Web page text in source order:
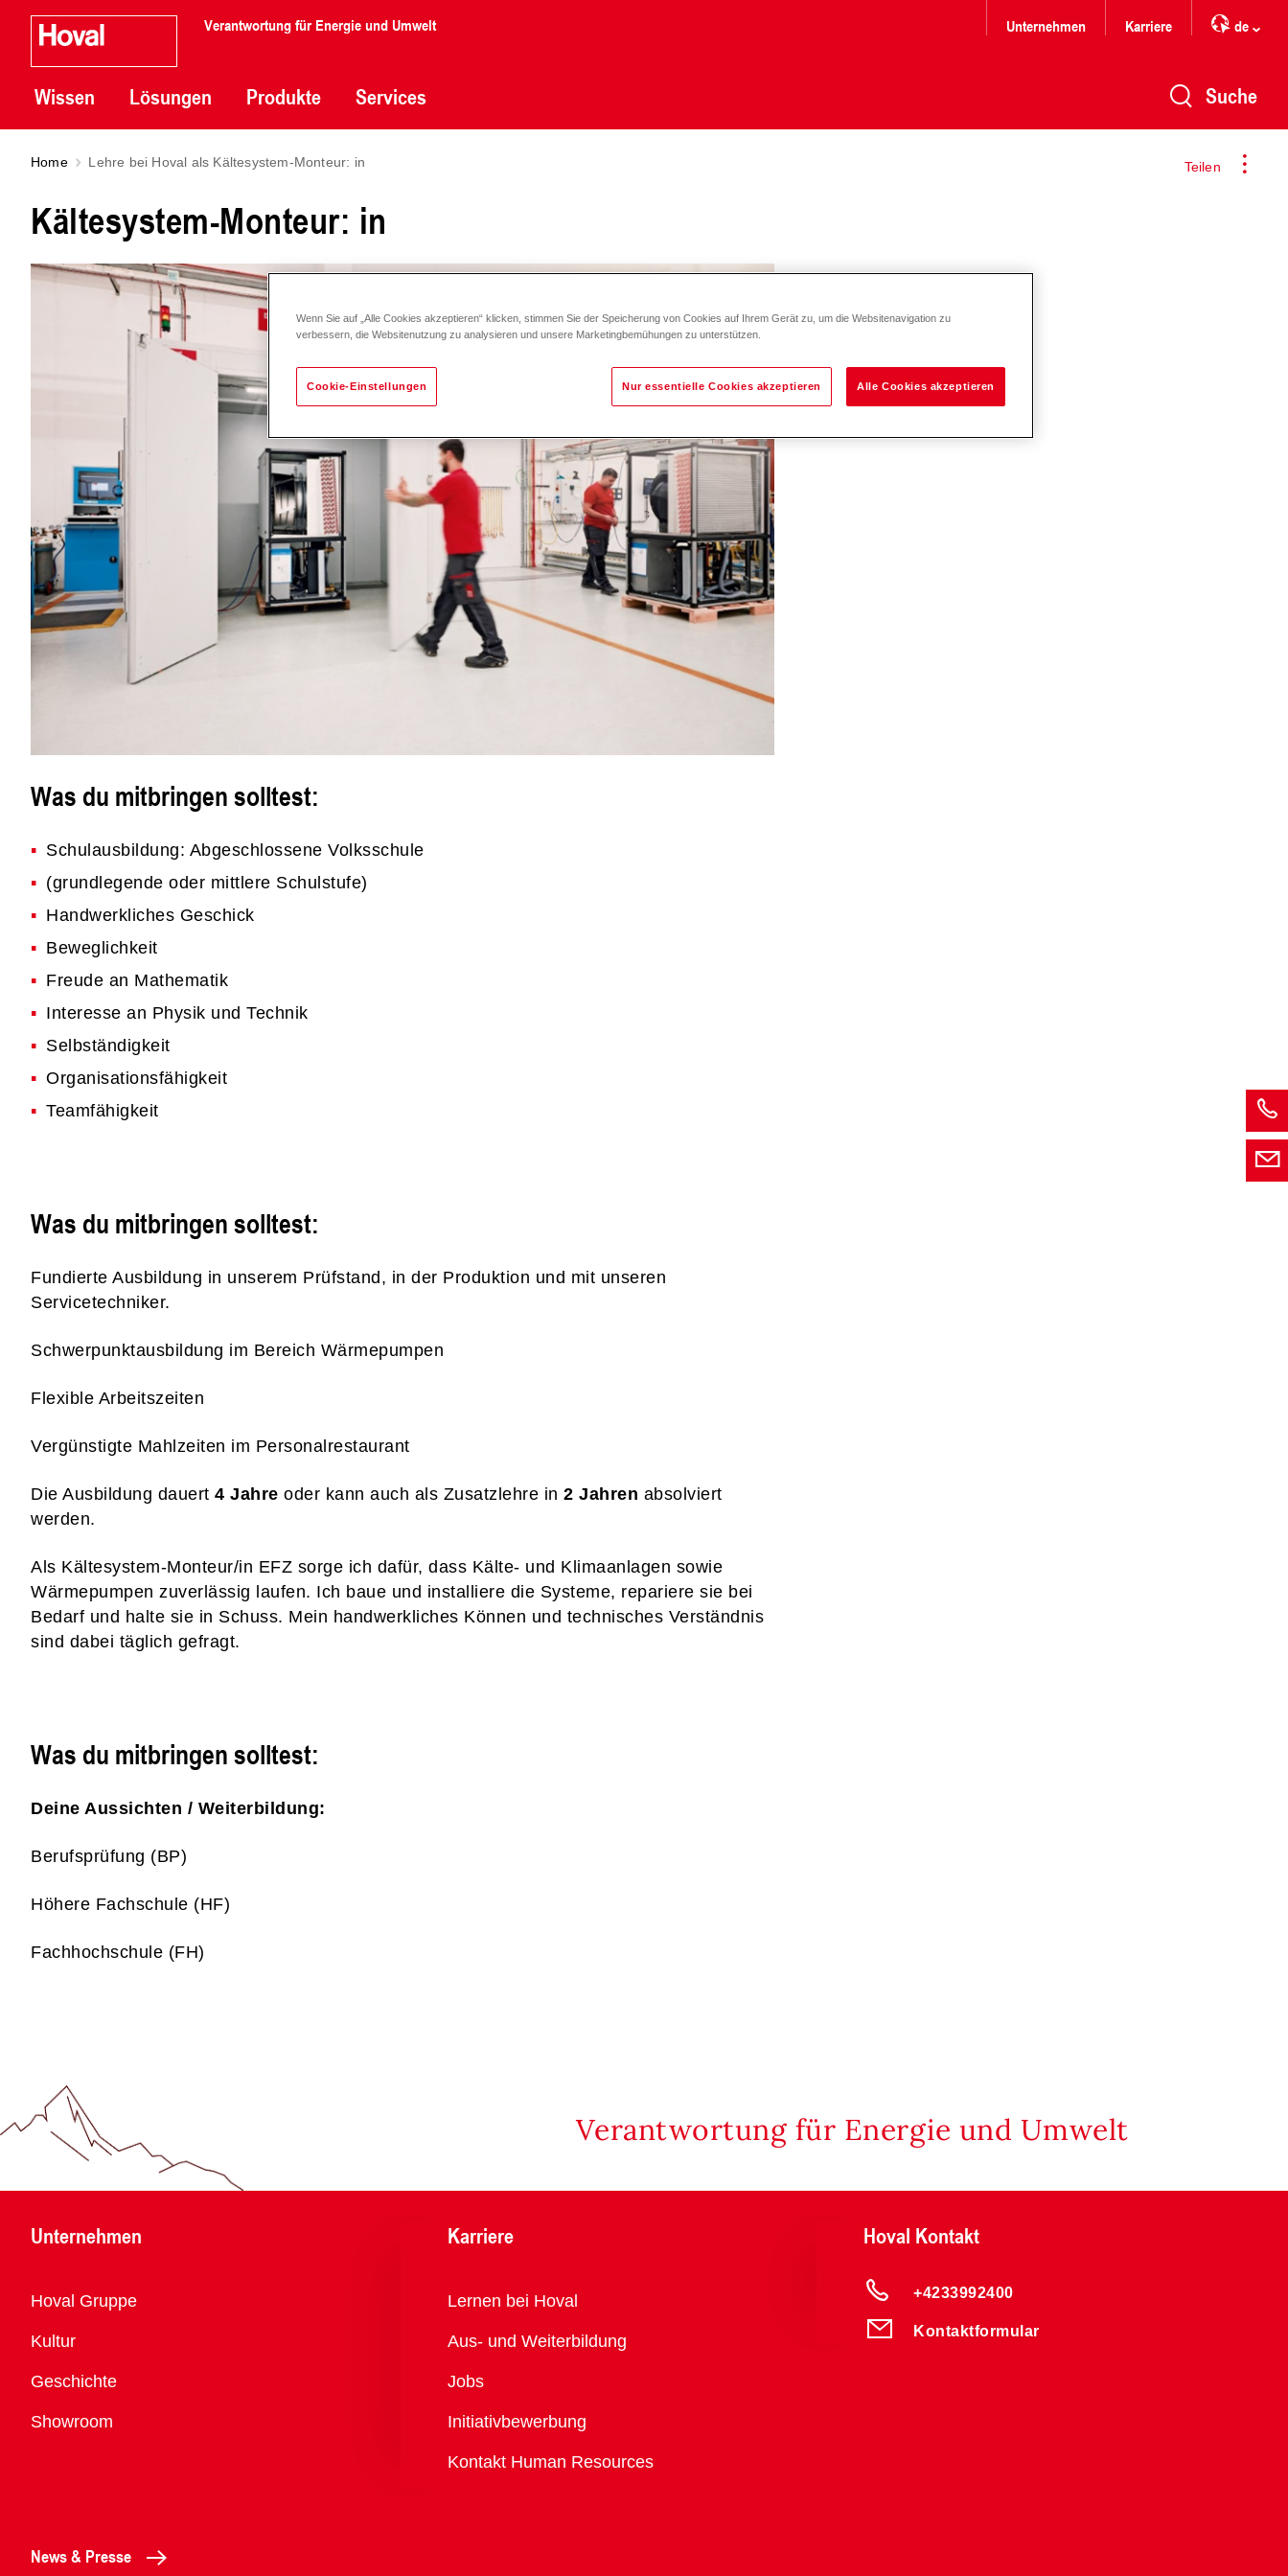
Verantwortung für Energie und Umwelt
Wissen Lösungen Produkte Services
Unternehmen Karriere de
Suche
Teilen
Home Lehre bei Hoval als Kältesystem-Monteur: in
Kältesystem-Monteur: in
Was du mitbringen solltest:
Schulausbildung: Abgeschlossene Volksschule
(grundlegende oder mittlere Schulstufe)
Handwerkliches Geschick
Beweglichkeit
Freude an Mathematik
Interesse an Physik und Technik
Selbständigkeit
Organisationsfähigkeit
Teamfähigkeit
Was du mitbringen solltest:
Fundierte Ausbildung in unserem Prüfstand, in der Produktion und mit unseren
Servicetechniker.
Schwerpunktausbildung im Bereich Wärmepumpen
Flexible Arbeitszeiten
Vergünstigte Mahlzeiten im Personalrestaurant
Die Ausbildung dauert 4 Jahre oder kann auch als Zusatzlehre in 2 Jahren absolviert
werden.
Als Kältesystem-Monteur/in EFZ sorge ich dafür, dass Kälte- und Klimaanlagen sowie
Wärmepumpen zuverlässig laufen. Ich baue und installiere die Systeme, repariere sie bei
Bedarf und halte sie in Schuss. Mein handwerkliches Können und technisches Verständnis
sind dabei täglich gefragt.
Was du mitbringen solltest:
Deine Aussichten / Weiterbildung:
Berufsprüfung (BP)
Höhere Fachschule (HF)
Fachhochschule (FH)
Verantwortung für Energie und Umwelt
Unternehmen
Übersicht
Hoval Gruppe
Kultur
Geschichte
Showroom
Karriere
Übersicht
Lernen bei Hoval
Aus- und Weiterbildung
Jobs
Initiativbewerbung
Kontakt Human Resources
Hoval Kontakt
+4233992400
Kontaktformular
News & Presse
Wenn Sie auf „Alle Cookies akzeptieren“ klicken, stimmen Sie der Speicherung von Cookies auf Ihrem Gerät zu, um die Websitenavigation zu
verbessern, die Websitenutzung zu analysieren und unsere Marketingbemühungen zu unterstützen.
Cookie-Einstellungen Nur essentielle Cookies akzeptieren Alle Cookies akzeptieren